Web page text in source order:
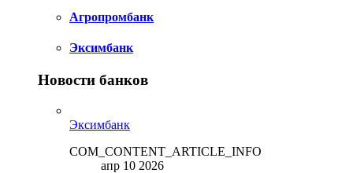
Агропромбанк
Эксимбанк
Новости банков
Эксимбанк
COM_CONTENT_ARTICLE_INFO
апр 10 2026